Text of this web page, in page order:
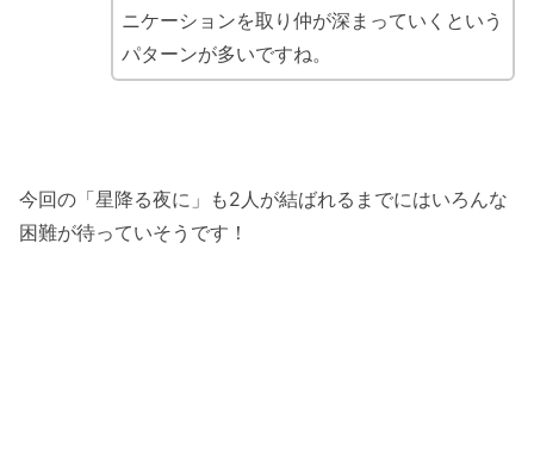
ニケーションを取り仲が深まっていくという
パターンが多いですね。
今回の「星降る夜に」も2人が結ばれるまでにはいろんな
困難が待っていそうです！